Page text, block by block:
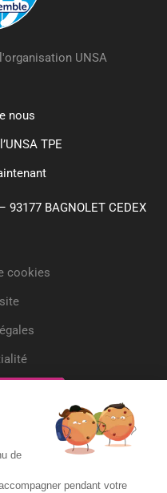
UNSA
nous
TPE
93177 BAGNOLET CEDEX
cookies
de
pendant votre